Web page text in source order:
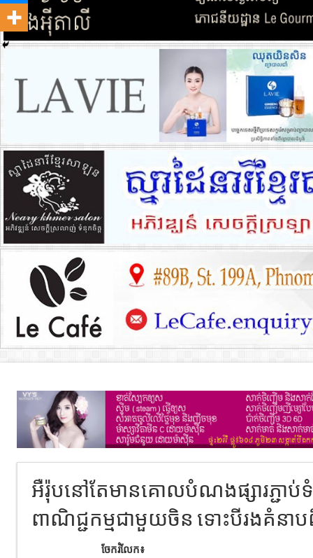
អឺរ៉ុបនៅតែមានគោលបំណងផ្សារភ្ជាប់
ពាណិជ្ជកម្មជាមួយចិន ទោះបីរងគំនាប
ចែករំលែក៖